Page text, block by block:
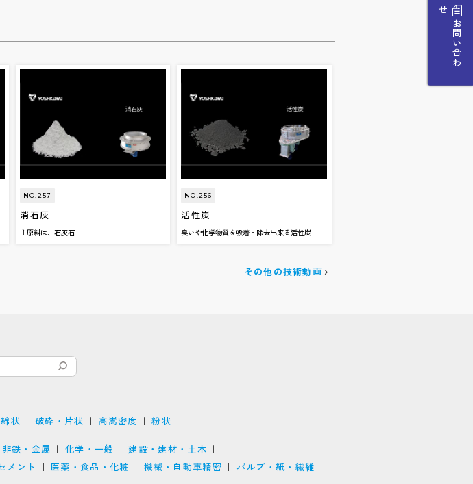
お
問
い
合
わ
せ
NO.257
消石灰
主原料は、石灰石
NO.256
活性炭
臭いや化学物質を吸着・除去出来る活性炭
その他の技術動画
状 破砕・片状 高嵩密度 粉状
鉄・金属 化学・一般
建設・建材・土木
メント
医薬・食品・化粧 機械・自動車精密
パルプ・紙・繊維